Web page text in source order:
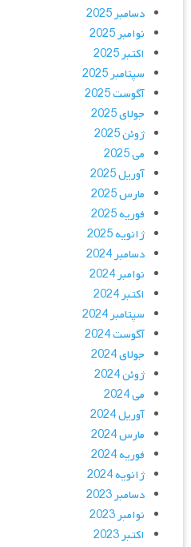
دسامبر 2025
نوامبر 2025
اکتبر 2025
سپتامبر 2025
آگوست 2025
جولای 2025
ژوئن 2025
می 2025
آوریل 2025
مارس 2025
فوریه 2025
ژانویه 2025
دسامبر 2024
نوامبر 2024
اکتبر 2024
سپتامبر 2024
آگوست 2024
جولای 2024
ژوئن 2024
می 2024
آوریل 2024
مارس 2024
فوریه 2024
ژانویه 2024
دسامبر 2023
نوامبر 2023
اکتبر 2023